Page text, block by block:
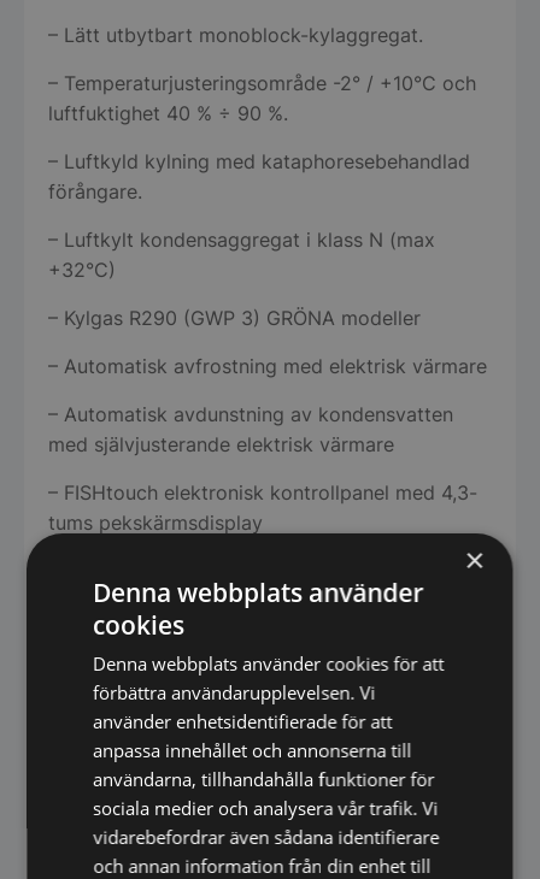
– Lätt utbytbart monoblock-kylaggregat.
– Temperaturjusteringsområde -2° / +10°C och
luftfuktighet 40 % ÷ 90 %.
– Luftkyld kylning med kataphoresebehandlad
förångare.
– Luftkylt kondensaggregat i klass N (max
+32°C)
– Kylgas R290 (GWP 3) GRÖNA modeller
– Automatisk avfrostning med elektrisk värmare
– Automatisk avdunstning av kondensvatten
med självjusterande elektrisk värmare
– FISHtouch elektronisk kontrollpanel med 4,3-
tums pekskärmsdisplay
– Pekskärmsgränssnitt med gester för ännu mer
användarvänlig styrning.
standardutrustning.
– Invändig belysning med LED K4000
(glasdörrsmodeller).
– Nyckellås
– Självstängande dörrar med stopp vid 105°.
×
Denna webbplats använder
cookies
Denna webbplats använder cookies för att
förbättra användarupplevelsen. Vi
använder enhetsidentifierade för att
anpassa innehållet och annonserna till
användarna, tillhandahålla funktioner för
sociala medier och analysera vår trafik. Vi
vidarebefordrar även sådana identifierare
och annan information från din enhet till